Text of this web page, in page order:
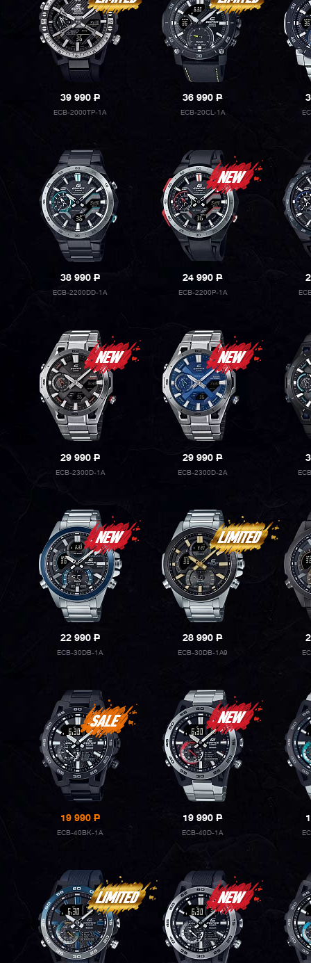
39 990P
ECB-2000TP-1A
36 990P
ECB-20CL-1A
38 990P
ECB-2200DD-1A
24 990P
ECB-2200P-1A
29 990P
ECB-2300D-1A
29 990P
ECB-2300D-2A
22 990P
ECB-30DB-1A
28 990P
ECB-30DB-1A9
19 990P
ECB-40BK-1A
19 990P
ECB-40D-1A